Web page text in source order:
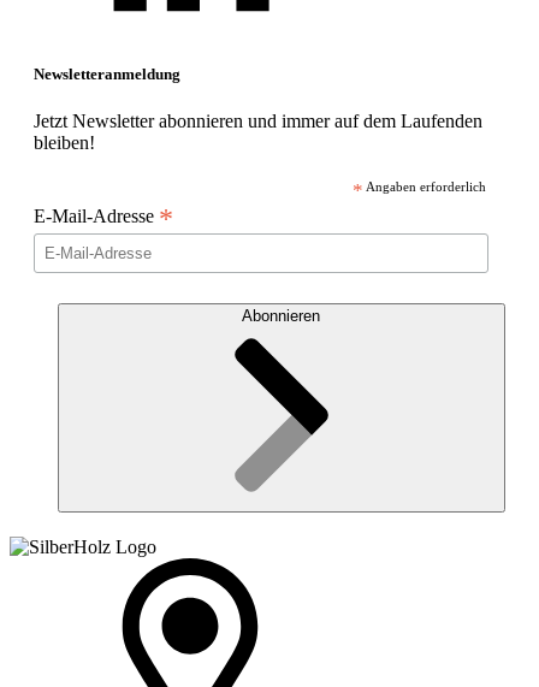
Newsletteranmeldung
Jetzt Newsletter abonnieren und immer auf dem Laufenden
bleiben!
* Angaben erforderlich
E-Mail-Adresse *